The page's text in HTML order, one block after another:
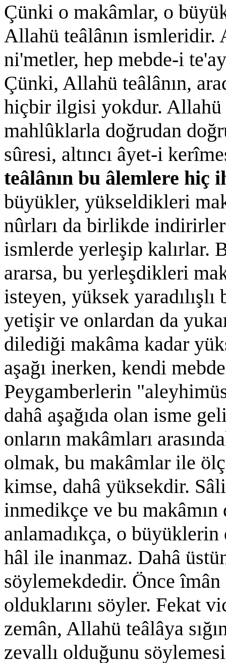
Çünki o makâmlar, o
Allahü teâlânın ismleridir.
ni'metler, hep mebde-i
Çünki, Allahü teâlânın,
hiçbir ilgisi yokdur. Allahü
mahlûklarla doğrudan
sûresi, altıncı âyet-i
teâlânın bu âlemlere
büyükler, yükseldikleri
nûrları da birlikde
ismlerde yerleşip kalırlar.
ararsa, bu yerleşdikleri
isteyen, yüksek
yetişir ve onlardan da
dilediği makâma kadar
aşağı inerken, kendi
Peygamberlerin
dahâ aşağıda olan isme
onların makâmları
olmak, bu makâmlar ile
kimse, dahâ yüksekdir.
inmedikçe ve bu makâmın
anlamadıkça, o
hâl ile inanmaz. Dahâ
söylemekdedir. Önce
olduklarını söyler. Fekat
zemân, Allahü teâlâya
zevallı olduğunu